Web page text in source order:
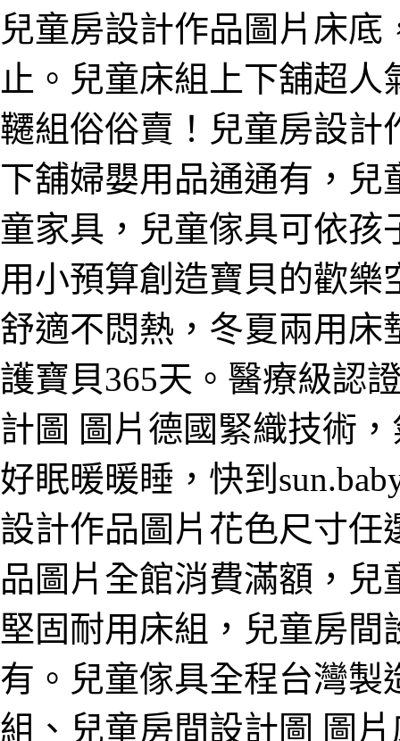
兒童房設計作品圖片床
止。兒童床組上下舖超
韆組俗俗賣！兒童房設計
下舖婦嬰用品通通有，
童家具，兒童傢具可依
用小預算創造寶貝的歡
舒適不悶熱，冬夏兩用床
護寶貝365天。醫療級認
計圖 圖片德國緊織技術
好眠暖暖睡，快到
設計作品圖片花色尺寸任
品圖片全館消費滿額，
堅固耐用床組，兒童房
有。兒童傢具全程台灣製
組、兒童房間設計圖 圖